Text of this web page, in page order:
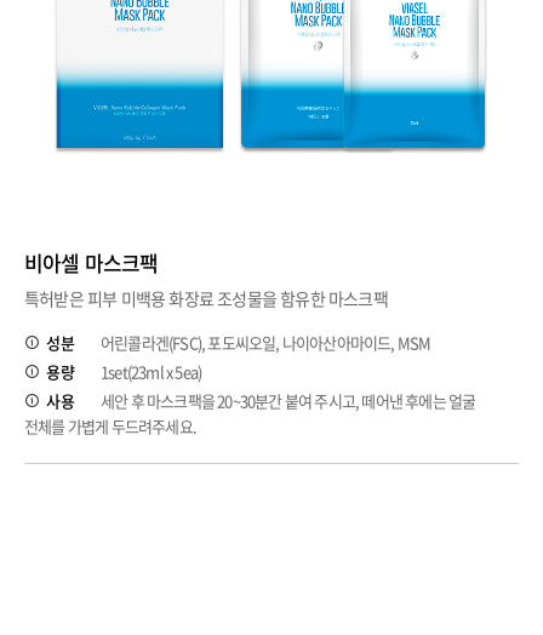
비아셀 마스크팩
특허받은 피부 미백용 화장료 조성물을 함유한 마스크팩
성분
어린콜라겐(FSC), 포도씨오일, 나이아산아마이드, MSM
용량
1set(23ml x 5ea)
사용
세안 후 마스크팩을 20~30분간 붙여 주시고, 떼어낸 후에는 얼굴
전체를 가볍게 두드려주세요.